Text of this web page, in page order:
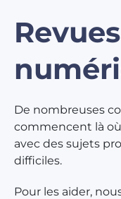
Revues
De nombreuses
commencent là
avec des sujets
difficiles.
Pour les aider,